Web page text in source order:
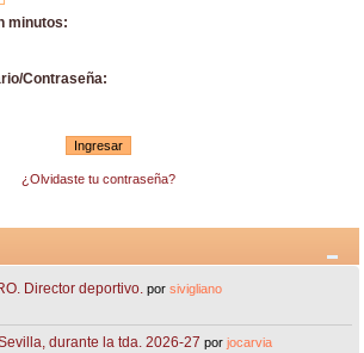
minutos:
Contraseña:
¿Olvidaste tu contraseña?
Director deportivo. porsivigliano
durante la tda. 2026-27 porjocarvia